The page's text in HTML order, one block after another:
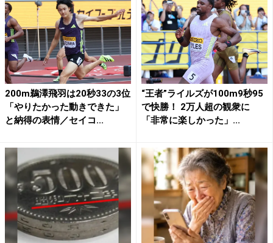
200m鵜澤飛羽は20秒33の3位
「やりたかった動きできた」
と納得の表情／セイコ...
“王者”ライルズが100m9秒95
で快勝！ 2万人超の観衆に
「非常に楽しかった」...